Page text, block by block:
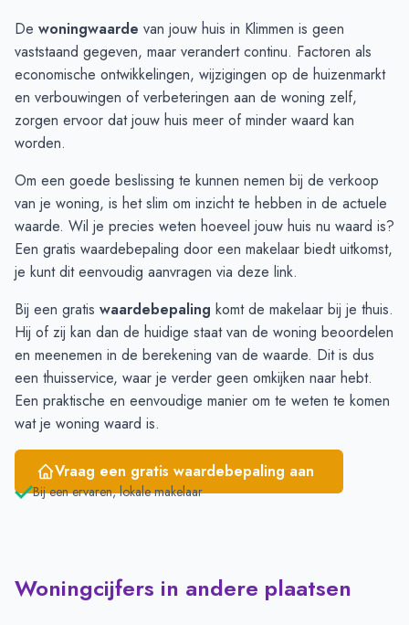
€ 412.500
€ 398.503
September€ 440.833 € 380.733
Oktober
€ 401.125
€ 507.651
November
€ 438.000
€ 513.181
€ 416.200
€ 512.132
Januari
€ 469.800
Maart
€ 500.000€ 507.625
April
€ 575.333 € 504.700
Mei
€ 541.416 € 406.562
Juni
€ 506.777 € 438.583
De woningwaarde van jouw huis in Klimmen is geen
vaststaand gegeven, maar verandert continu. Factoren als
economische ontwikkelingen, wijzigingen op de huizenmarkt
en verbouwingen of verbeteringen aan de woning zelf,
zorgen ervoor dat jouw huis meer of minder waard kan
worden.
Om een goede beslissing te kunnen nemen bij de verkoop
van je woning, is het slim om inzicht te hebben in de actuele
waarde. Wil je precies weten hoeveel jouw huis nu waard is?
Een gratis waardebepaling door een makelaar biedt uitkomst,
je kunt dit eenvoudig aanvragen via deze link.
Bij een gratis waardebepaling komt de makelaar bij je thuis.
Hij of zij kan dan de huidige staat van de woning beoordelen
en meenemen in de berekening van de waarde. Dit is dus
een thuisservice, waar je verder geen omkijken naar hebt.
Een praktische en eenvoudige manier om te weten te komen
wat je woning waard is.
Vraag een gratis waardebepaling aan
Bij een ervaren, lokale makelaar
Woningcijfers in andere plaatsen